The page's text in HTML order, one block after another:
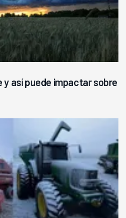
y así puede impactar sobre